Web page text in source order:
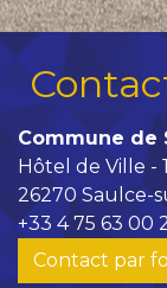
Commune de
Hôtel de Ville -
26270 Saulce-
+33 4 75 63 00
Contact par